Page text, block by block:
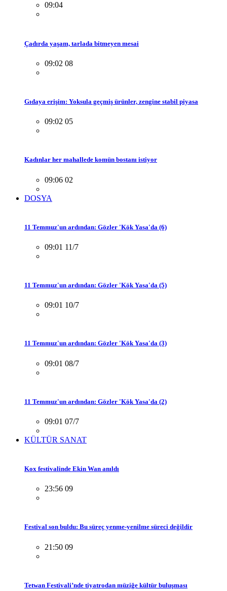
09:04
Çadırda yaşam, tarlada bitmeyen mesai
09:02 08
Gıdaya erişim: Yoksula geçmiş ürünler, zengine stabil piyasa
09:02 05
Kadınlar her mahallede komün bostanı istiyor
09:06 02
DOSYA
11 Temmuz'un ardından: Gözler 'Kök Yasa'da (6)
09:01 11/7
11 Temmuz'un ardından: Gözler 'Kök Yasa'da (5)
09:01 10/7
11 Temmuz'un ardından: Gözler 'Kök Yasa'da (3)
09:01 08/7
11 Temmuz'un ardından: Gözler 'Kök Yasa'da (2)
09:01 07/7
KÜLTÜR SANAT
Kox festivalinde Ekin Wan anıldı
23:56 09
Festival son buldu: Bu süreç yenme-yenilme süreci değildir
21:50 09
Tetwan Festivali’nde tiyatrodan müziğe kültür buluşması